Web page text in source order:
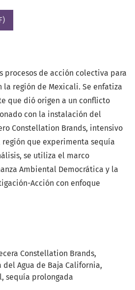
Constellation Brands
Agua de Baja California
sequía prolongada
procesos de acción colectiva para
la región de Mexicali. Se enfatiza
que dió origen a un conflicto
con la instalación del
Constellation Brands, intensivo
región que experimenta sequía
se utiliza el marco
Ambiental Democrática y la
Acción con enfoque